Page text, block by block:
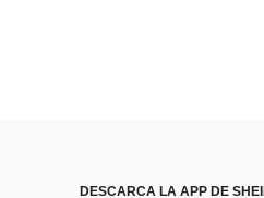
DESCARCA LA APP DE